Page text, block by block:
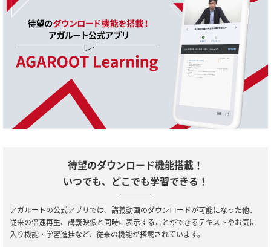
待望のダウンロード機能搭載！
いつでも、どこでも学習できる！
アガルートの公式アプリでは、講義動画のダウンロードが可能になった他、
従来の倍速再生、講義映像と同時に表示することができるテキストやお気に
入り機能・学習進捗など、従来の機能が搭載されています。